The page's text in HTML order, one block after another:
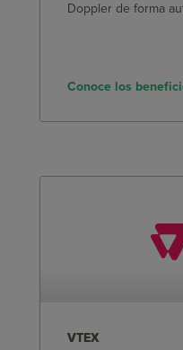
Doppler de forma
Conoce los
VTEX